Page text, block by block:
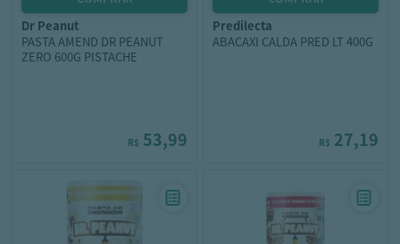
dr peanut
PASTA AMEND DR PEANUT
ZERO 600G PISTACHE
R$ 53,99
predilecta
ABACAXI CALDA PRED LT 400G
R$ 27,19